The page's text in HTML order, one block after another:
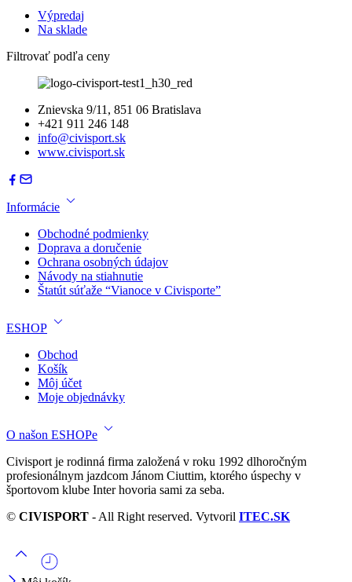
Výpredaj
Na sklade
Filtrovať podľa ceny
Znievska 9/11, 851 06 Bratislava
+421 911 246 148
info@civisport.sk
www.civisport.sk
Informácie
Obchodné podmienky
Doprava a doručenie
Ochrana osobných údajov
Návody na stiahnutie
Štatút súťaže “Vianoce v Civisporte”
ESHOP
Obchod
Košík
Môj účet
Moje objednávky
O našon ESHOPe
Civisport je rodinná firma založená v roku 1992 dlhoročným
profesionálnym jazdcom Jánom Ciuttim, ktorého úspechy v
športovom klube Inter hovoria sami za seba.
© CIVISPORT - All Right reserved. Vytvoril ITEC.SK